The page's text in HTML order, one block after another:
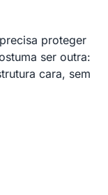
proteger
ser outra:
cara, sem